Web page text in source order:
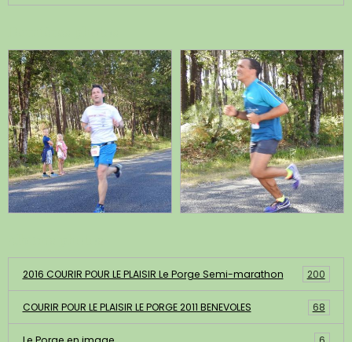
2016 COURIR POUR LE PLAISIR Le Porge Semi-marathon 200
COURIR POUR LE PLAISIR LE PORGE 2011 BENEVOLES 68